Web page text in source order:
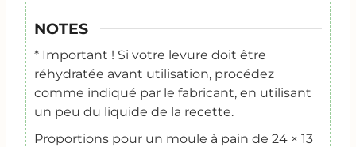
NOTES
* Important ! Si votre levure doit être
réhydratée avant utilisation, procédez
comme indiqué par le fabricant, en utilisant
un peu du liquide de la recette.
Proportions pour un moule à pain de 24 × 13